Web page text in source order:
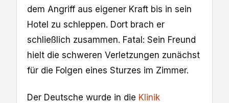
dem Angriff aus eigener Kraft bis in sein
Hotel zu schleppen. Dort brach er
schließlich zusammen. Fatal: Sein Freund
hielt die schweren Verletzungen zunächst
für die Folgen eines Sturzes im Zimmer.
Der Deutsche wurde in die Klinik